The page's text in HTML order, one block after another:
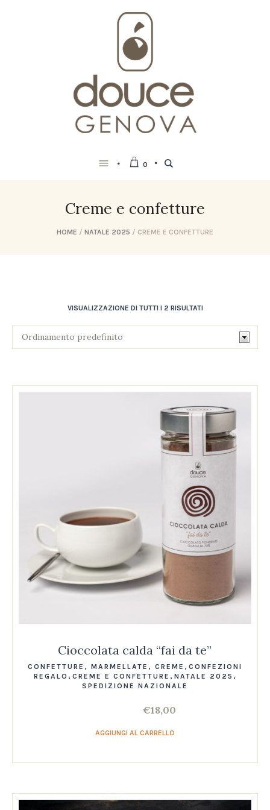
0
Creme e confetture
HOME / NATALE 2025 / CREME E CONFETTURE
VISUALIZZAZIONE DI TUTTI I 2 RISULTATI
Cioccolata calda “fai da te”
CONFETTURE, MARMELLATE, CREME , CONFEZIONI
REGALO ,CREME E CONFETTURE ,NATALE 2025 ,
SPEDIZIONE NAZIONALE
€18,00
AGGIUNGI AL CARRELLO